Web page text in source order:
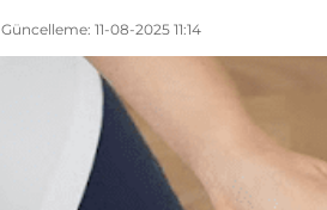
Güncelleme: 11-08-2025 11:14